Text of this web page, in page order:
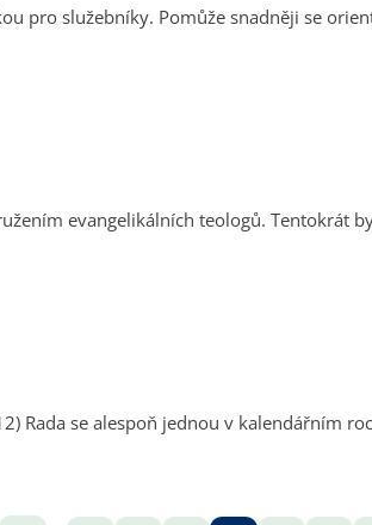
pro služebníky. Pomůže snadněji se
evangelikálních teologů. Tentokrát